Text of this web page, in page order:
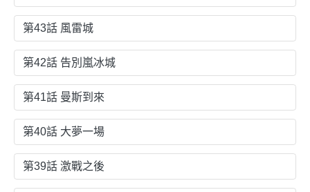
第43話 風雷城
第42話 告別嵐冰城
第41話 曼斯到來
第40話 大夢一場
第39話 激戰之後